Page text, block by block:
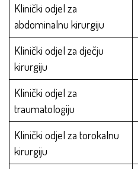
Klinički odjel za
abdominalnu kirurgiju
Klinički odjel za dječju
kirurgiju
Klinički odjel za
traumatologiju
Klinički odjel za torokalnu
kirurgiju